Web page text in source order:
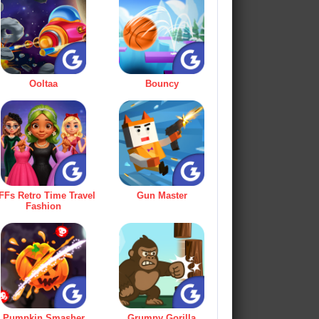
Ooltaa Bouncy
Retro Time Travel
Fashion
Gun Master